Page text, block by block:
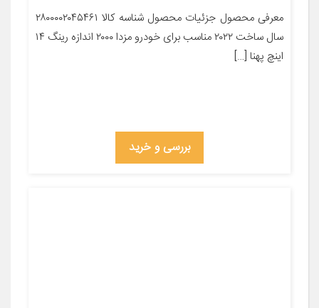
معرفی محصول جزئیات محصول شناسه کالا ۲۸۰۰۰۰۲۰۴۵۴۶۱
سال ساخت ۲۰۲۲ مناسب برای خودرو مزدا ۲۰۰۰ اندازه رینگ ۱۴
اینچ پهنا […]
بررسی و خرید